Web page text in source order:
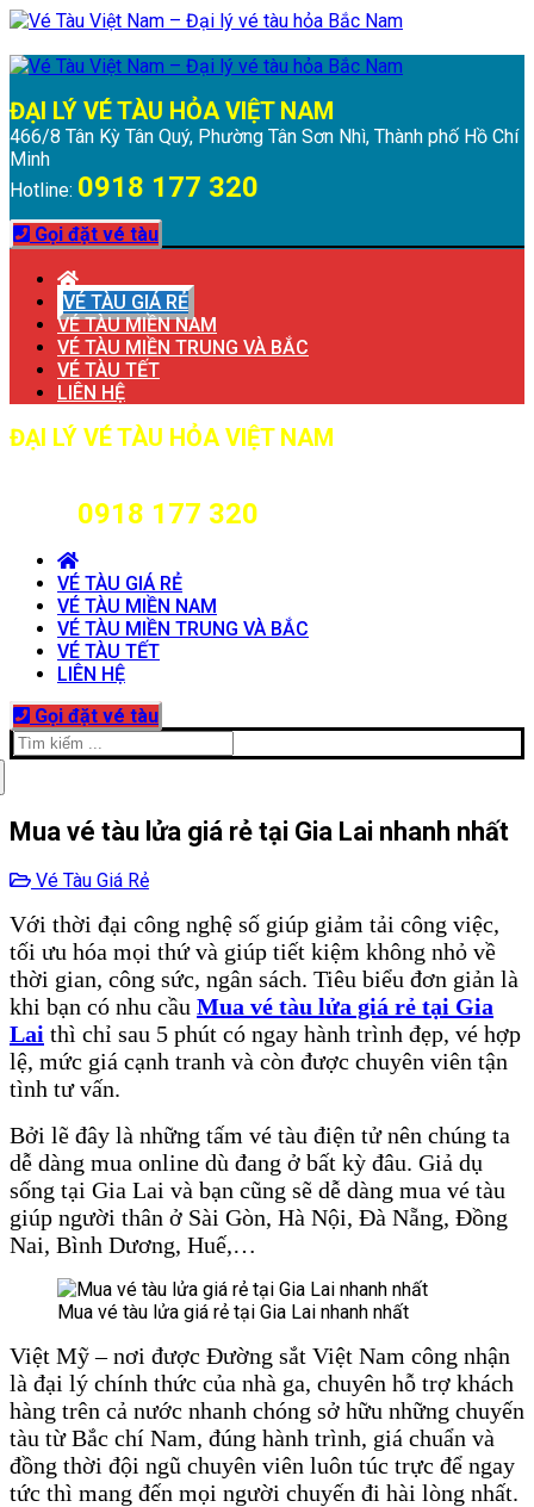
Chuyển
nội
Menu
Đóng
ĐẠI LÝ VÉ TÀU HỎA VIỆT NAM
466/8 Tân Kỳ Tân Quý, Phường Tân Sơn Nhì, Thành phố Hồ Chí
Minh
Hotline: 0918 177 320
Gọi đặt vé tàu
VÉ TÀU GIÁ RẺ
VÉ TÀU MIỀN NAM
VÉ TÀU MIỀN TRUNG VÀ BẮC
VÉ TÀU TẾT
LIÊN HỆ
ĐẠI LÝ VÉ TÀU HỎA VIỆT NAM
0918 177 320
VÉ TÀU GIÁ RẺ
VÉ TÀU MIỀN NAM
VÉ TÀU MIỀN TRUNG VÀ BẮC
VÉ TÀU TẾT
LIÊN HỆ
Gọi đặt vé tàu
Tìm
kiếm
Mua vé tàu lửa giá rẻ tại Gia Lai nhanh nhất
Vé Tàu Giá Rẻ
Với thời đại công nghệ số giúp giảm tải công việc,
tối ưu hóa mọi thứ và giúp tiết kiệm không nhỏ về
thời gian, công sức, ngân sách. Tiêu biểu đơn giản là
khi bạn có nhu cầu Mua vé tàu lửa giá rẻ tại Gia
Lai thì chỉ sau 5 phút có ngay hành trình đẹp, vé hợp
lệ, mức giá cạnh tranh và còn được chuyên viên tận
tình tư vấn.
Bởi lẽ đây là những tấm vé tàu điện tử nên chúng ta
dễ dàng mua online dù đang ở bất kỳ đâu. Giả dụ
sống tại Gia Lai và bạn cũng sẽ dễ dàng mua vé tàu
giúp người thân ở Sài Gòn, Hà Nội, Đà Nẵng, Đồng
Nai, Bình Dương, Huế,…
Mua vé tàu lửa giá rẻ tại Gia Lai nhanh nhất
Việt Mỹ – nơi được Đường sắt Việt Nam công nhận
là đại lý chính thức của nhà ga, chuyên hỗ trợ khách
hàng trên cả nước nhanh chóng sở hữu những chuyến
tàu từ Bắc chí Nam, đúng hành trình, giá chuẩn và
đồng thời đội ngũ chuyên viên luôn túc trực để ngay
tức thì mang đến mọi người chuyến đi hài lòng nhất.